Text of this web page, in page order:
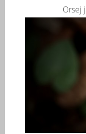
Orsej